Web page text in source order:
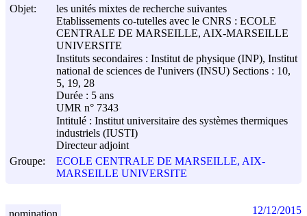
Objet:
les unités mixtes de recherche suivantes
Etablissements co-tutelles avec le CNRS : ECOLE
CENTRALE DE MARSEILLE, AIX-MARSEILLE
UNIVERSITE
Instituts secondaires : Institut de physique (INP), Institut
national de sciences de l'univers (INSU) Sections : 10,
5, 19, 28
Durée : 5 ans
UMR n° 7343
Intitulé : Institut universitaire des systèmes thermiques
industriels (IUSTI)
Directeur adjoint
Groupe:
ECOLE CENTRALE DE MARSEILLE, AIX-
MARSEILLE UNIVERSITE
nomination 12/12/2015